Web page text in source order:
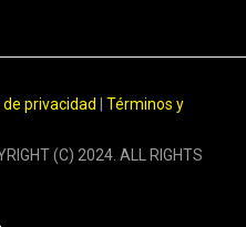
privacidad
Términos y
(C) 2024. ALL RIGHTS